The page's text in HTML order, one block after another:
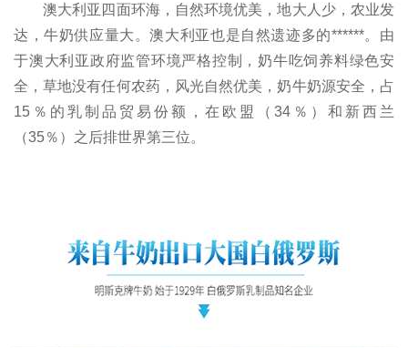
澳大利亚四面环海，自然环境优美，地大人少，农业发
达，牛奶供应量大。澳大利亚也是自然遗迹多的******。由
于澳大利亚政府监管环境严格控制，奶牛吃饲养料绿色安
全，草地没有任何农药，风光自然优美，奶牛奶源安全，占
15％的乳制品贸易份额，在欧盟（34％）和新西兰
（35％）之后排世界第三位。